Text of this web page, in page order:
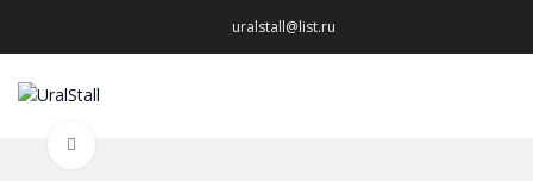
uralstall@list.ru